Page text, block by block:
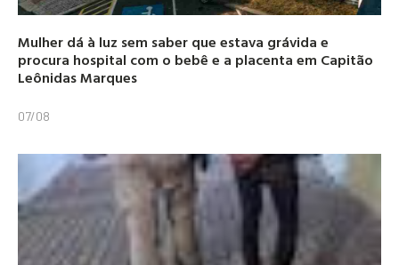
Mulher dá à luz sem saber que estava grávida e
procura hospital com o bebê e a placenta em Capitão
Leônidas Marques
07/08